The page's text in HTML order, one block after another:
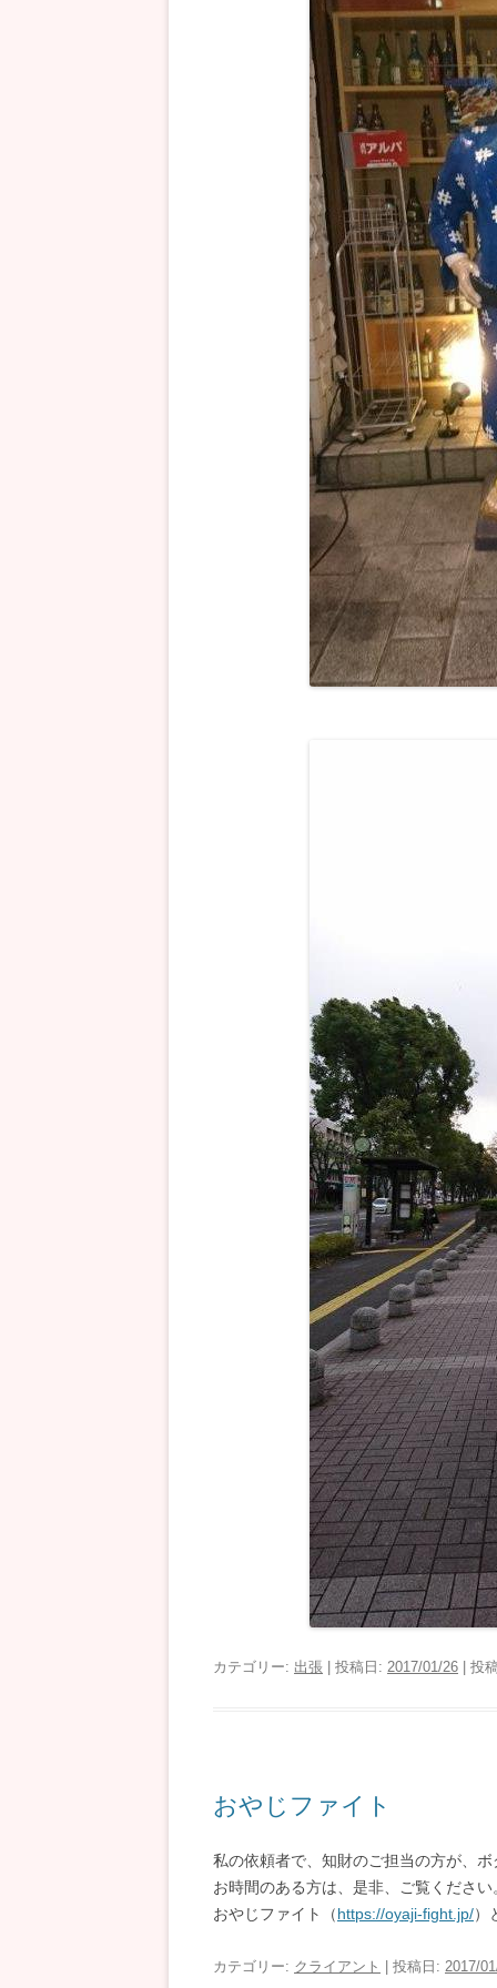
カテゴリー: 出張 | 投稿日: 2017/01/26 | 投
おやじファイト
私の依頼者で、知財のご担当の方が、
お時間のある方は、是非、ご覧ください
おやじファイト（https://oyaji-fight.jp/）
カテゴリー: クライアント | 投稿日: 2017/